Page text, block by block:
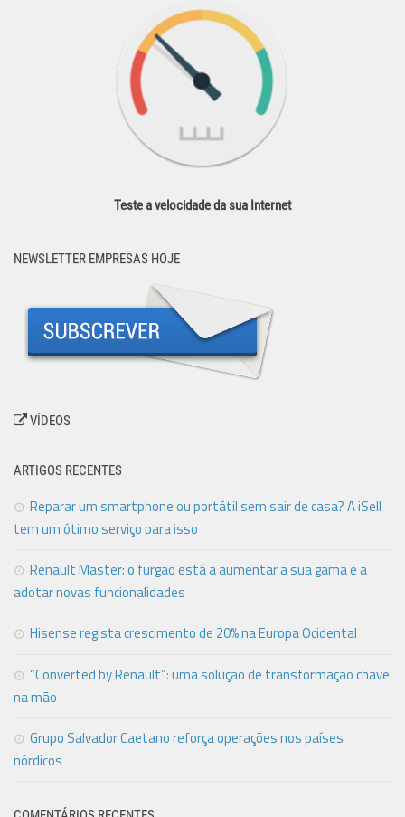
Teste a velocidade da sua Internet
NEWSLETTER EMPRESAS HOJE
VÍDEOS
ARTIGOS RECENTES
Reparar um smartphone ou portátil sem sair de casa? A iSell
tem um ótimo serviço para isso
Renault Master: o furgão está a aumentar a sua gama e a
adotar novas funcionalidades
Hisense regista crescimento de 20% na Europa Ocidental
“Converted by Renault”: uma solução de transformação chave
na mão
Grupo Salvador Caetano reforça operações nos países
nórdicos